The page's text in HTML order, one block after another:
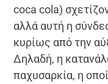
coca cola)
αλλά αυτή η
κυρίως από την
Δηλαδή, η
παχυσαρκία, η